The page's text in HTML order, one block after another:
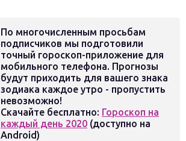
По многочисленным просьбам
подписчиков мы подготовили
точный гороскоп-приложение для
мобильного телефона. Прогнозы
будут приходить для вашего знака
зодиака каждое утро - пропустить
невозможно!
Скачайте бесплатно: Гороскоп на
каждый день 2020 (доступно на
Android)